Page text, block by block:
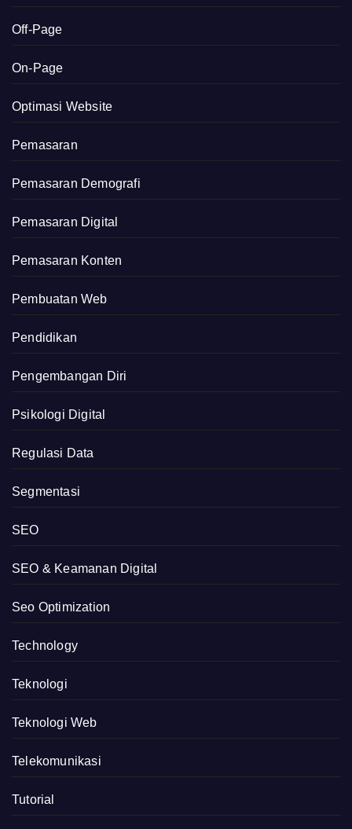
Off-Page
On-Page
Optimasi Website
Pemasaran
Pemasaran Demografi
Pemasaran Digital
Pemasaran Konten
Pembuatan Web
Pendidikan
Pengembangan Diri
Psikologi Digital
Regulasi Data
Segmentasi
SEO
SEO & Keamanan Digital
Seo Optimization
Technology
Teknologi
Teknologi Web
Telekomunikasi
Tutorial